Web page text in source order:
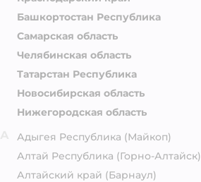
Башкортостан Республика
Самарская область
Челябинская область
Татарстан Республика
Новосибирская область
Нижегородская область
Адыгея Республика (Майкоп)
Алтай Республика (Горно-Алтайск)
Алтайский край (Барнаул)